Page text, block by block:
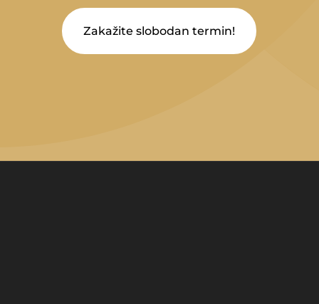
Zakažite slobodan termin!